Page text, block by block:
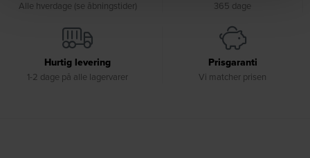
Alle hverdage (se åbningstider) 365 dage
Hurtig levering
1-2 dage på alle lagervarer
Prisgaranti
Vi matcher prisen